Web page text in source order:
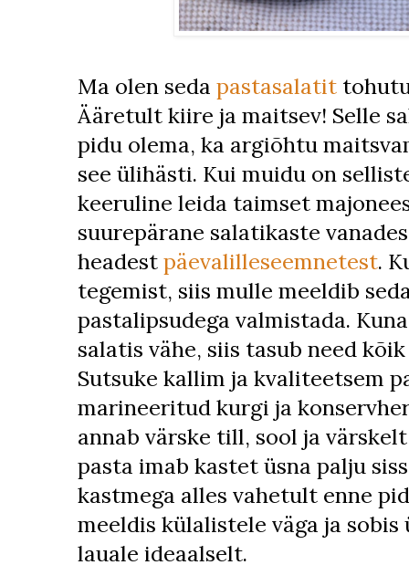
Ma olen seda pastasalatit
Ääretult kiire ja maitsev! Selle
pidu olema, ka argiõhtu
see ülihästi. Kui muidu on
keeruline leida taimset
suurepärane salatikaste
headest päevalilleseemnetest.
tegemist, siis mulle meeldib
pastalipsudega valmistada.
salatis vähe, siis tasub need
Sutsuke kallim ja kvaliteetsem
marineeritud kurgi ja
annab värske till, sool ja
pasta imab kastet üsna palju
kastmega alles vahetult enne
meeldis külalistele väga ja sobis
lauale ideaalselt.